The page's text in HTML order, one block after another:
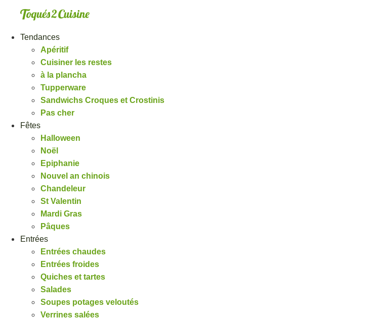
Tendances
Apéritif
Cuisiner les restes
à la plancha
Tupperware
Sandwichs Croques et Crostinis
Pas cher
Fêtes
Halloween
Noël
Epiphanie
Nouvel an chinois
Chandeleur
St Valentin
Mardi Gras
Pâques
Entrées
Entrées chaudes
Entrées froides
Quiches et tartes
Salades
Soupes potages veloutés
Verrines salées